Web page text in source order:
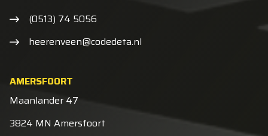
(0513) 74 5056
heerenveen@codedeta.nl
AMERSFOORT
Maanlander 47
3824 MN Amersfoort